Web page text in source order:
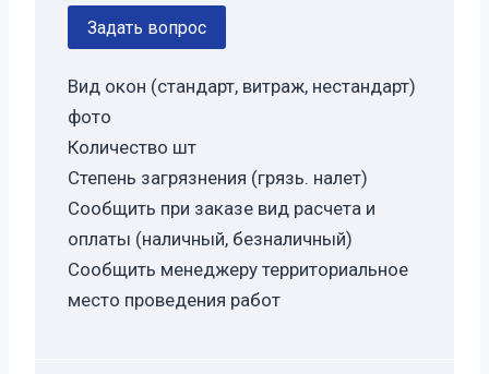
Задать вопрос
Вид окон (стандарт, витраж, нестандарт)
фото
Количество шт
Степень загрязнения (грязь. налет)
Сообщить при заказе вид расчета и
оплаты (наличный, безналичный)
Сообщить менеджеру территориальное
место проведения работ